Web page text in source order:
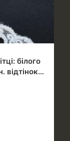
білого
відтінок),